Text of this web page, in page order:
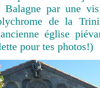
par une
de la
église
pour tes photos!)